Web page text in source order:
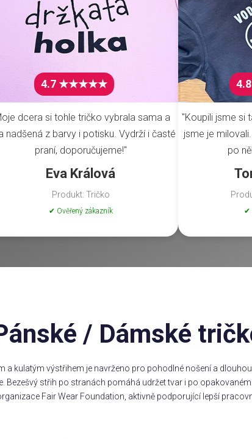
4.7 ★★★★★
dcera si tohle tričko vybrala sama a
nadšená z barvy i potisku. Vydrží i časté
praní, doporučujeme!"
Eva Králová
Produkt: Tričko
✔ Ověřený zákazník
"Koupili jsme si
jsme je
po
✔
/ Dámské
a kulatým výstřihem je navrženo pro pohodlné nošení a
Bezešvý střih po stranách pomáhá udržet tvar i po
Fair Wear Foundation, aktivně podporující lepší